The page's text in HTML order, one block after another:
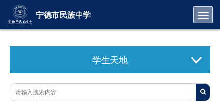
宁德市民族中学
学生天地